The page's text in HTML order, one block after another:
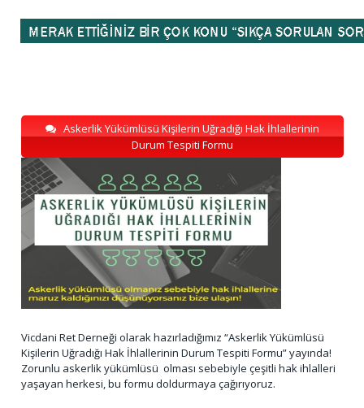
Askerlik Yükümlüsü Kişilerin Uğradığı Hak İhlallerinin
Durum Tespiti Formu
Vicdani Ret Derneği olarak hazırladığımız “Askerlik Yükümlüsü
Kişilerin Uğradığı Hak İhlallerinin Durum Tespiti Formu” yayında!
Zorunlu askerlik yükümlüsü olması sebebiyle çeşitli hak ihlalleri
yaşayan herkesi, bu formu doldurmaya çağırıyoruz.